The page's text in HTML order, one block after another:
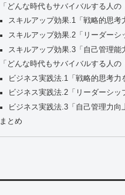
「どんな時代もサバイバルする人
スキルアップ効果.1「戦略的思考
スキルアップ効果.2「リーダーシ
スキルアップ効果.3「自己管理能
「どんな時代もサバイバルする人
ビジネス実践法.1「戦略的思考力
ビジネス実践法.2「リーダーシッ
ビジネス実践法.3「自己管理力向
まとめ